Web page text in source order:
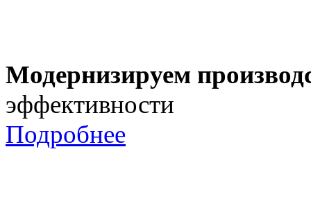
Модернизируем
эффективности
Подробнее